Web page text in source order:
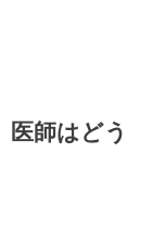
医師はどう